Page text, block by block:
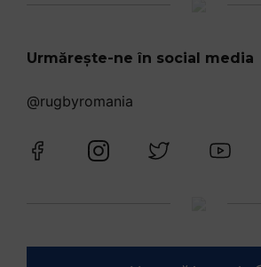
Urmărește-ne în social media
@rugbyromania